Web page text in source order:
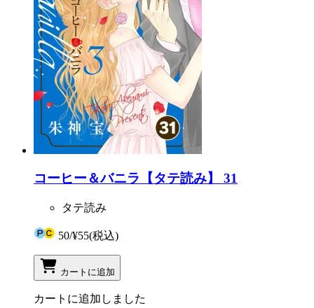
コーヒー＆バニラ【タテ読み】 31
タテ読み
50/¥55(税込)
カートに追加
カートに追加しました